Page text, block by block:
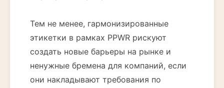
Тем не менее, гармонизированные
этикетки в рамках PPWR рискуют
создать новые барьеры на рынке и
ненужные бремена для компаний, если
они накладывают требования по